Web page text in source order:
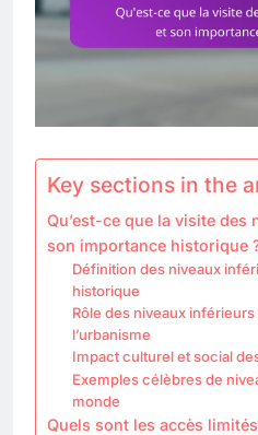
Key sections in the
Qu’est-ce que la visite des
son importance historique
Définition des niveaux
historique
Rôle des niveaux
l’urbanisme
Impact culturel et social
Exemples célèbres de
monde
Quels sont les accès